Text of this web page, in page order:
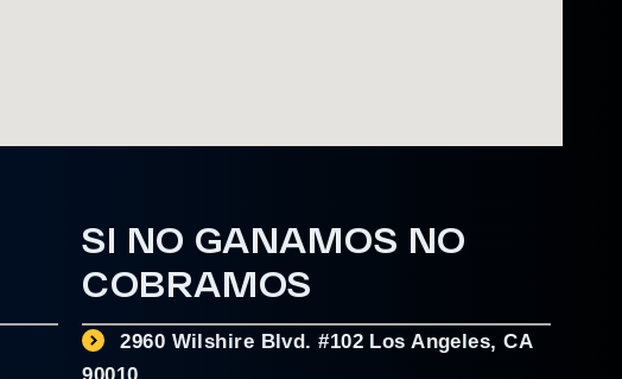
SI NO GANAMOS NO
COBRAMOS
2960 Wilshire Blvd. #102 Los Angeles, CA